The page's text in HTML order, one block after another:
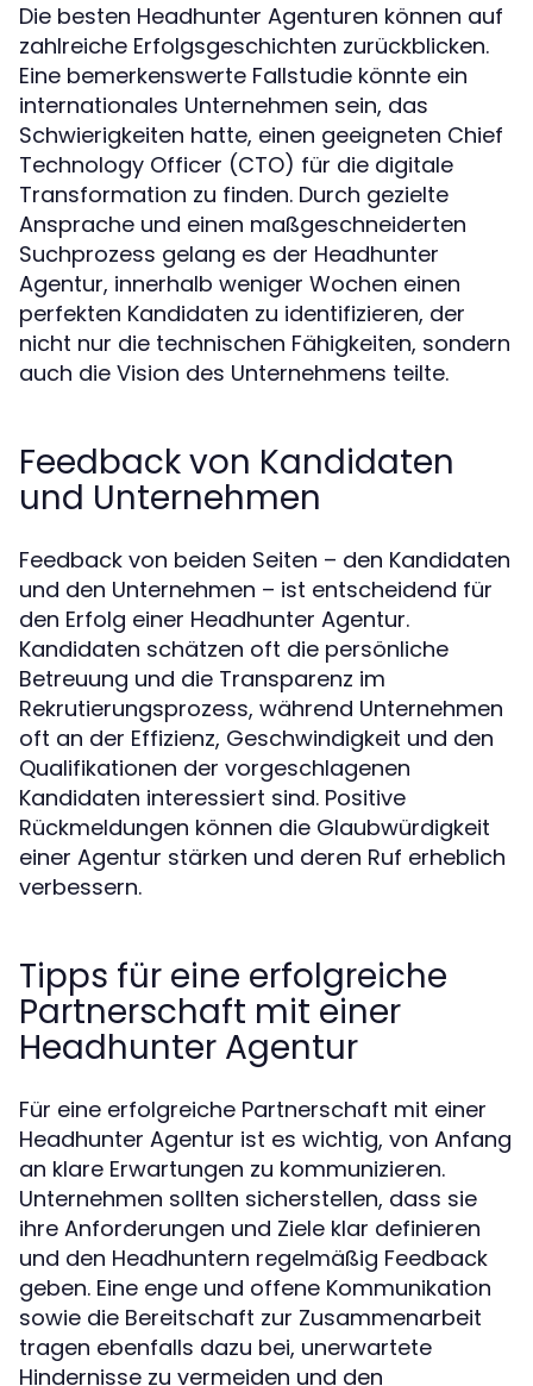
Die besten Headhunter Agenturen können auf
zahlreiche Erfolgsgeschichten zurückblicken.
Eine bemerkenswerte Fallstudie könnte ein
internationales Unternehmen sein, das
Schwierigkeiten hatte, einen geeigneten Chief
Technology Officer (CTO) für die digitale
Transformation zu finden. Durch gezielte
Ansprache und einen maßgeschneiderten
Suchprozess gelang es der Headhunter
Agentur, innerhalb weniger Wochen einen
perfekten Kandidaten zu identifizieren, der
nicht nur die technischen Fähigkeiten, sondern
auch die Vision des Unternehmens teilte.
Feedback von Kandidaten
und Unternehmen
Feedback von beiden Seiten – den Kandidaten
und den Unternehmen – ist entscheidend für
den Erfolg einer Headhunter Agentur.
Kandidaten schätzen oft die persönliche
Betreuung und die Transparenz im
Rekrutierungsprozess, während Unternehmen
oft an der Effizienz, Geschwindigkeit und den
Qualifikationen der vorgeschlagenen
Kandidaten interessiert sind. Positive
Rückmeldungen können die Glaubwürdigkeit
einer Agentur stärken und deren Ruf erheblich
verbessern.
Tipps für eine erfolgreiche
Partnerschaft mit einer
Headhunter Agentur
Für eine erfolgreiche Partnerschaft mit einer
Headhunter Agentur ist es wichtig, von Anfang
an klare Erwartungen zu kommunizieren.
Unternehmen sollten sicherstellen, dass sie
ihre Anforderungen und Ziele klar definieren
und den Headhuntern regelmäßig Feedback
geben. Eine enge und offene Kommunikation
sowie die Bereitschaft zur Zusammenarbeit
tragen ebenfalls dazu bei, unerwartete
Hindernisse zu vermeiden und den